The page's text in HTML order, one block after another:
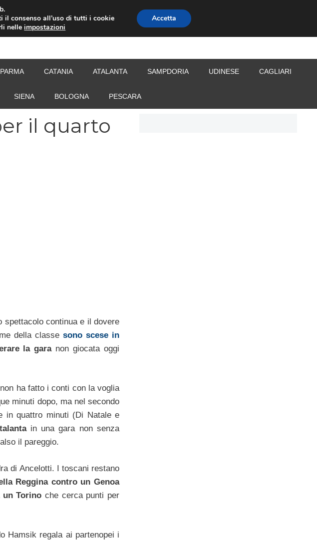
CALCIOMERCATO
PARMA CATANIA ATALANTA SAMPDORIA UDINESE CAGLIARI
SIENA BOLOGNA PESCARA
il quarto
spettacolo continua e il dovere
della classesono scese in
la gara non giocata oggi
ha fatto i conti con la voglia
minuti dopo, ma nel secondo
in quattro minuti (Di Natale e
in una gara non senza
il pareggio.
di Ancelotti. I toscani restano
Reggina contro un Genoa
un Torinoche cerca punti per
Hamsik regala ai partenopei i
il consenso all’uso di tutti i cookie
nelleimpostazioni
Accetta